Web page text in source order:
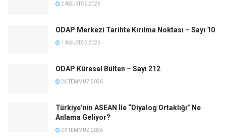
2 AĞUSTOS 2026
ODAP Merkezi Tarihte Kırılma Noktası – Sayı 10
1 AĞUSTOS 2026
ODAP Küresel Bülten – Sayı 212
26 TEMMUZ 2026
Türkiye’nin ASEAN İle “Diyalog Ortaklığı” Ne
Anlama Geliyor?
23 TEMMUZ 2026